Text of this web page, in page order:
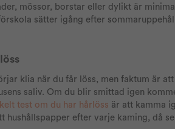
mössor, borstar eller dylikt är
sätter igång efter
klia när du får löss, men faktum är
saliv. Om du blir smittad igen
test om du har hårlöss är att kamma
hushållspapper efter varje kaming, då